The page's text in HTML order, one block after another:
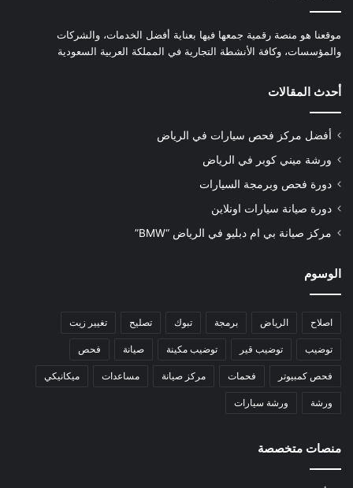
موقعنا هو منصة رقمية جمعها فيها بعناية أفضل الخدمات، والشركات
والمؤسسات، وكافة الأنشطة التجارية في المملكة العربية السعودية
أحدث المقالات
أفضل مركز فحص سيارات في الرياض
ورشة ميني كوبر في الرياض
دورة فحص وبرمجة السيارات
دورة صيانة سيارات اونلاين
مركز صيانة بي ام دبليو في الرياض “BMW”
الوسوم
اصلاح الرياض برمجة تبوك تصليح تغيير زيت
توضيب توضيب قير توضيب مكينة صيانة فحص
فحص كمبيوتر فحمات مركز صيانة مساعدات ميكانيكي
ورشة ورشة سيارات
منصات متخصصة